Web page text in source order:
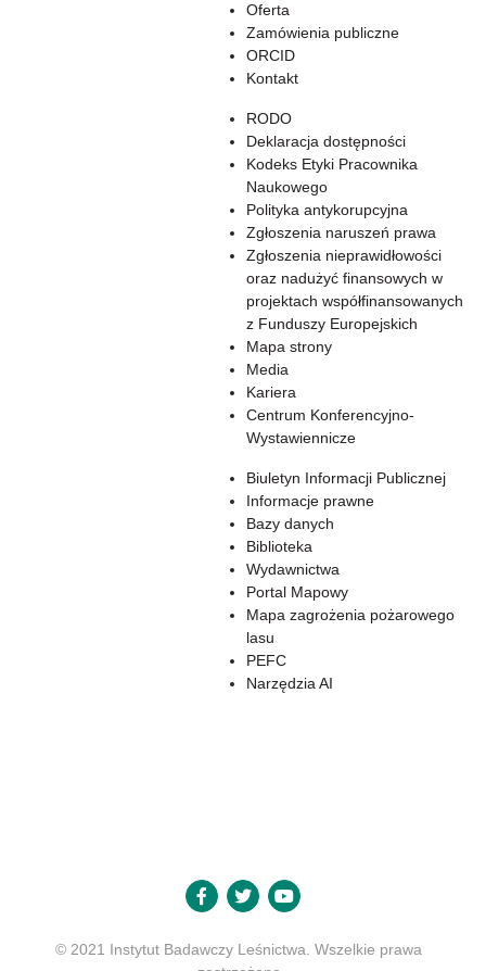
Oferta
Zamówienia publiczne
ORCID
Kontakt
RODO
Deklaracja dostępności
Kodeks Etyki Pracownika
Naukowego
Polityka antykorupcyjna
Zgłoszenia naruszeń prawa
Zgłoszenia nieprawidłowości
oraz nadużyć finansowych w
projektach współfinansowanych
z Funduszy Europejskich
Mapa strony
Media
Kariera
Centrum Konferencyjno-
Wystawiennicze
Biuletyn Informacji Publicznej
Informacje prawne
Bazy danych
Biblioteka
Wydawnictwa
Portal Mapowy
Mapa zagrożenia pożarowego
lasu
PEFC
Narzędzia AI
© 2021 Instytut Badawczy Leśnictwa. Wszelkie prawa